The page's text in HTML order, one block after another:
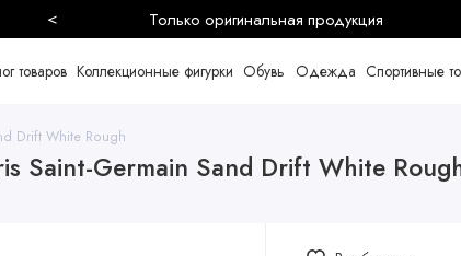
Безопасная и быстрая доставка
<
товаров Коллекционные фигурки Обувь Одежда Спортивные
Drift White Rough
Saint-Germain Sand Drift White